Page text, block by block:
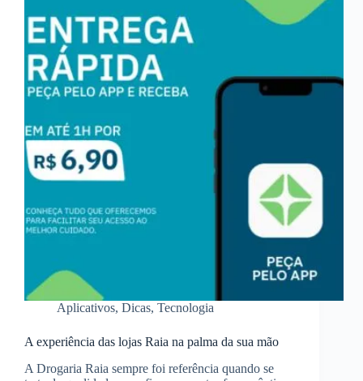
Aplicativos, Dicas, Tecnologia
A experiência das lojas Raia na palma da sua mão
A Drogaria Raia sempre foi referência quando se